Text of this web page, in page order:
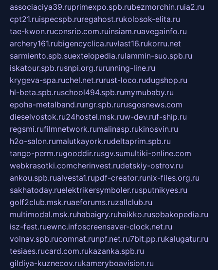
associaciya39.ruprimexpo.spb.rubezmorchin.ruia2.ru
cpt21.ruispecspb.ruregahost.rukolosok-elita.ru
tae-kwon.ruconsrio.com.ruinsiam.ruavegainfo.ru
archery161.rubigencyclica.ruvlast16.rukorru.net
sarmiento.spb.suextelopedia.rulammin-suo.spb.ru
iskatour.spb.rusnpi.org.rurunning-line.ru
krygeva-spa.ruchel.net.rurust-loco.rudugshop.ru
hl-beta.spb.ruschool494.spb.rumymubaby.ru
epoha-metalband.rungr.spb.rurusgosnews.com
dieselvostok.ru24hostel.msk.ruw-dev.ruf-ship.ru
regsmi.rufilmnetwork.rumalinasp.rukinosvin.ru
h2o-salon.rumalutkayork.rudeltaprim.spb.ru
tango-perm.rugooddir.rusgv.sumultiki-online.com
webkrasotki.comcherinvest.rudetskiy-ostrov.ru
ankou.spb.rualvesta1.rupdf-creator.runix-files.org.ru
sakhatoday.ruelektrikersymboler.rusputnikyes.ru
golf2club.msk.ruaeforums.ruzallclub.ru
multimodal.msk.ruhabaigry.ruhaikko.rusobakopedia.ru
isz-fest.ruewnc.infoscreensaver-clock.net.ru
volnav.spb.rucomnat.runpf.net.ru7bit.pp.rukalugatur.ru
tesiaes.rucard.com.rukazanka.spb.ru
gildiya-kuznecov.rukameryboavision.ru